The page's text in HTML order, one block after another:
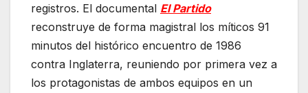
registros. El documental El Partido
reconstruye de forma magistral los míticos 91
minutos del histórico encuentro de 1986
contra Inglaterra, reuniendo por primera vez a
los protagonistas de ambos equipos en un